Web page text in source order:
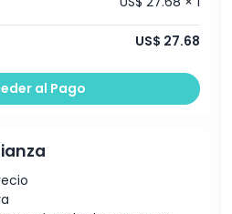
US$ 27.68
al Pago